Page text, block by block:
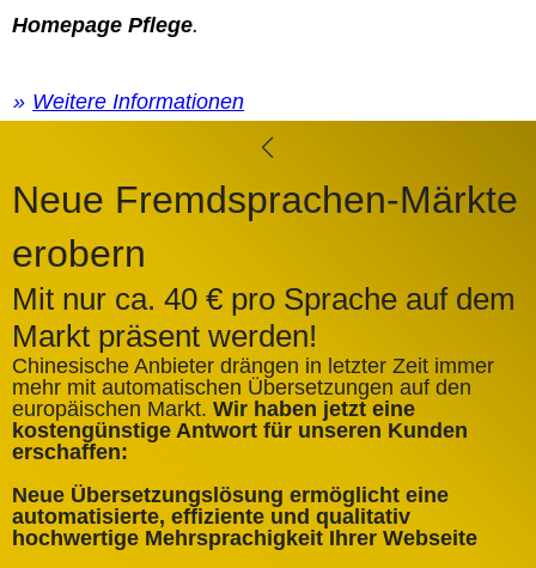
Homepage Pflege.
Weitere Informationen
Neue Fremdsprachen-Märkte
erobern
Mit nur ca. 40 € pro Sprache auf dem
Markt präsent werden!
Chinesische Anbieter drängen in letzter Zeit immer
mehr mit automatischen Übersetzungen auf den
europäischen Markt. Wir haben jetzt eine
kostengünstige Antwort für unseren Kunden
erschaffen:
Neue Übersetzungslösung ermöglicht eine
automatisierte, effiziente und qualitativ
hochwertige Mehrsprachigkeit Ihrer Webseite